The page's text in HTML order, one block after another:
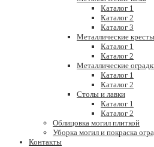
Каталог 1
Каталог 2
Каталог 3
Металлические кресты
Каталог 1
Каталог 2
Металлические
Каталог 1
Каталог 2
Столы и лавки
Каталог 1
Каталог 2
Облицовка могил плиткой
Уборка могил и покраска
Контакты